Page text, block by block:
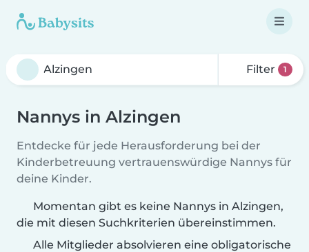
Filter 1
Nannys in Alzingen
Entdecke für jede Herausforderung bei der
Kinderbetreuung vertrauenswürdige Nannys für
deine Kinder.
Momentan gibt es keine Nannys in Alzingen,
die mit diesen Suchkriterien übereinstimmen.
Alle Mitglieder absolvieren eine obligatorische